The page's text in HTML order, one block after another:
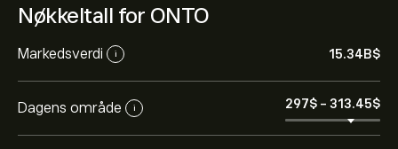
Nøkkeltall for ONTO
Markedsverdi i 15.34B‎$‎
Dagens område i 297‎$‎ - 313.45‎$‎